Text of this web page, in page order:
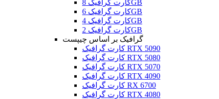
کارت گرافیک 8GB
کارت گرافیک 6GB
کارت گرافیک 4GB
کارت گرافیک 2GB
گرافیک بر اساس چیپست
کارت گرافیک RTX 5090
کارت گرافیک RTX 5080
کارت گرافیک RTX 5070
کارت گرافیک RTX 4090
کارت گرافیک RX 6700
کارت گرافیک RTX 4080